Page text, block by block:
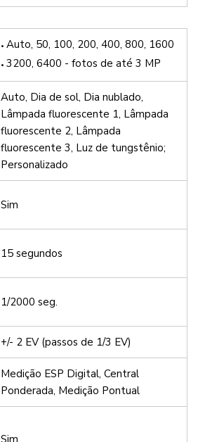
Auto, 50, 100, 200, 400, 800, 1600
3200, 6400 - fotos de até 3 MP
Auto, Dia de sol, Dia nublado,
Lâmpada fluorescente 1, Lâmpada
fluorescente 2, Lâmpada
fluorescente 3, Luz de tungstênio;
Personalizado
Sim
15 segundos
1/2000 seg.
+/- 2 EV (passos de 1/3 EV)
Medição ESP Digital, Central
Ponderada, Medição Pontual